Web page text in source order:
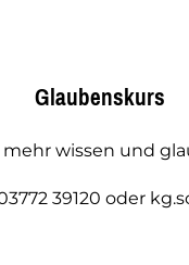
Glaubenskurs
mehr wissen und
39120 oder